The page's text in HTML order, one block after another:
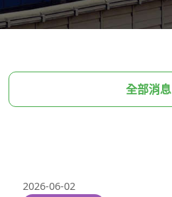
全部消息
2026-06-02